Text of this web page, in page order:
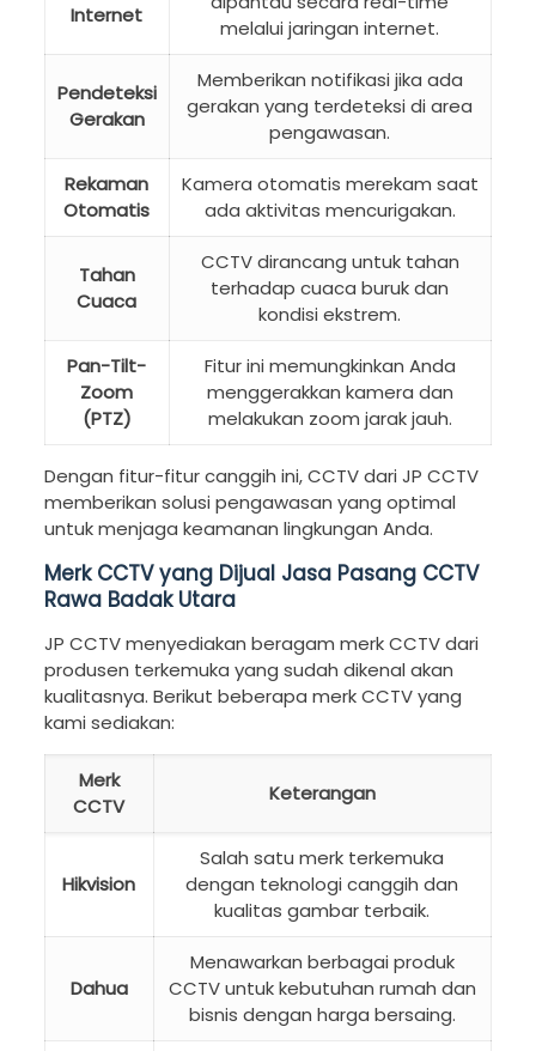
Internet
melalui jaringan internet.
Pendeteksi
Gerakan
Memberikan notifikasi jika ada
gerakan yang terdeteksi di area
pengawasan.
Rekaman
Otomatis
Kamera otomatis merekam saat
ada aktivitas mencurigakan.
Tahan
Cuaca
CCTV dirancang untuk tahan
terhadap cuaca buruk dan
kondisi ekstrem.
Pan-Tilt-
Zoom
(PTZ)
Fitur ini memungkinkan Anda
menggerakkan kamera dan
melakukan zoom jarak jauh.
Dengan fitur-fitur canggih ini, CCTV dari JP CCTV
memberikan solusi pengawasan yang optimal
untuk menjaga keamanan lingkungan Anda.
Merk CCTV yang Dijual Jasa Pasang CCTV
Rawa Badak Utara
JP CCTV menyediakan beragam merk CCTV dari
produsen terkemuka yang sudah dikenal akan
kualitasnya. Berikut beberapa merk CCTV yang
kami sediakan:
Merk
CCTV
Keterangan
Hikvision
Salah satu merk terkemuka
dengan teknologi canggih dan
kualitas gambar terbaik.
Dahua
Menawarkan berbagai produk
CCTV untuk kebutuhan rumah dan
bisnis dengan harga bersaing.